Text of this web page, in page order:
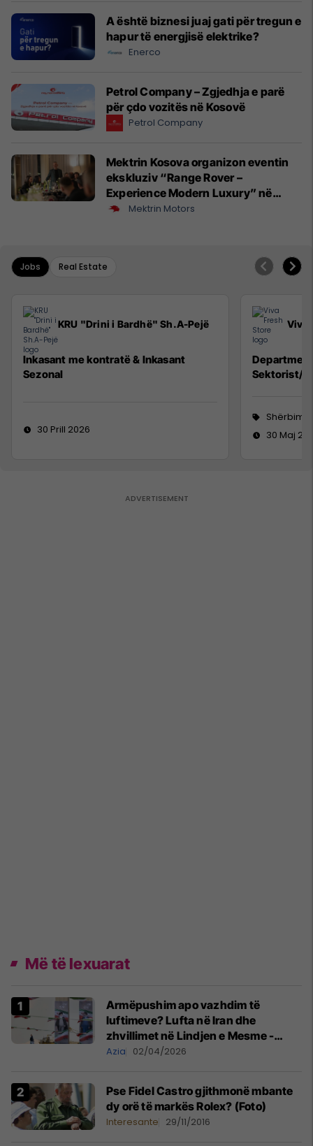
A është biznesi juaj gati për tregun e
hapur të energjisë elektrike?
Enerco
Petrol Company – Zgjedhja e parë
për çdo vozitës në Kosovë
Petrol Company
Mektrin Kosova organizon eventin
ekskluziv “Range Rover –
Experience Modern Luxury” në
Prishtinë
Mektrin Motors
Jobs Real Estate
KRU "Drini i Bardhë" Sh.A-Pejë
Inkasant me kontratë & Inkasant
Sezonal
30 Prill 2026
Viva
Sektorist/e
30 Maj
Më të lexuarat
Armëpushim apo vazhdim të
luftimeve? Lufta në Iran dhe
zhvillimet në Lindjen e Mesme -
MINUTË PAS MINUTE
Azia 02/04/2026
Pse Fidel Castro gjithmonë mbante
dy orë të markës Rolex? (Foto)
Interesante 29/11/2016